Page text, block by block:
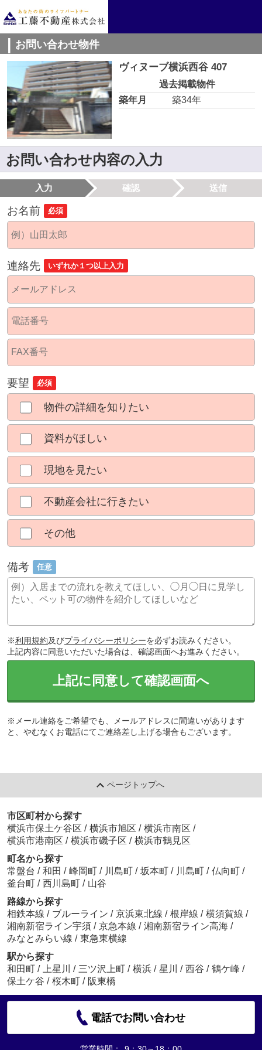
お問い合わせ物件
ヴィヌーブ横浜西谷 407
過去掲載物件
築年月
築34年
お問い合わせ内容の入力
入力 確認 送信
お名前 必須
連絡先 いずれか１つ以上入力
要望 必須
物件の詳細を知りたい
資料がほしい
現地を見たい
不動産会社に行きたい
その他
備考 任意
※利用規約及びプライバシーポリシーを必ずお読みください。
上記内容に同意いただいた場合は、確認画面へお進みください。
上記に同意して確認画面へ
※メール連絡をご希望でも、メールアドレスに間違いがあります
と、やむなくお電話にてご連絡差し上げる場合もございます。
ページトップへ
市区町村から探す
横浜市保土ケ谷区 / 横浜市旭区 / 横浜市南区 /
横浜市港南区 / 横浜市磯子区 / 横浜市鶴見区
町名から探す
常盤台 / 和田 / 峰岡町 / 川島町 / 坂本町 / 川島町 / 仏向町 /
釜台町 / 西川島町 / 山谷
路線から探す
相鉄本線 / ブルーライン / 京浜東北線 / 根岸線 / 横須賀線 /
湘南新宿ライン宇須 / 京急本線 / 湘南新宿ライン高海 /
みなとみらい線 / 東急東横線
駅から探す
和田町 / 上星川 / 三ツ沢上町 / 横浜 / 星川 / 西谷 / 鶴ケ峰 /
保土ケ谷 / 桜木町 / 阪東橋
電話でお問い合わせ